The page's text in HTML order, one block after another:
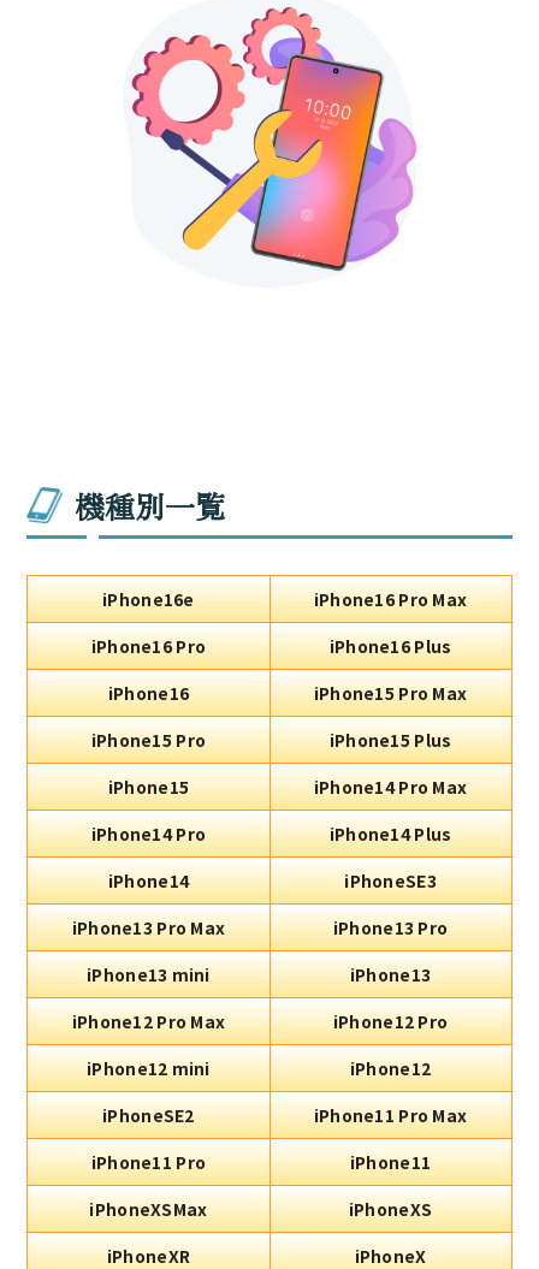
機種別一覧
iPhone16e
iPhone16 Pro Max
iPhone16 Pro
iPhone16 Plus
iPhone16
iPhone15 Pro Max
iPhone15 Pro
iPhone15 Plus
iPhone15
iPhone14 Pro Max
iPhone14 Pro
iPhone14 Plus
iPhone14
iPhoneSE3
iPhone13 Pro Max
iPhone13 Pro
iPhone13 mini
iPhone13
iPhone12 Pro Max
iPhone12 Pro
iPhone12 mini
iPhone12
iPhoneSE2
iPhone11 Pro Max
iPhone11 Pro
iPhone11
iPhoneXSMax
iPhoneXS
iPhoneXR
iPhoneX